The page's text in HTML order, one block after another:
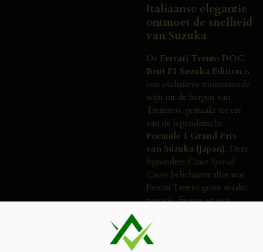
Italiaanse elegantie
ontmoet de snelheid
van Suzuka
De Ferrari Trento DOC
Brut F1 Suzuka Edition is
een exclusieve mousserende
wijn uit de bergen van
Trentino, gemaakt ter ere
van de legendarische
Formule 1 Grand Prix
van Suzuka (Japan). Deze
bijzondere Cities Special
Cuvée belichaamt alles wat
Ferrari Trento groot maakt:
precisie, finesse en een
signatuur.
In de neus tonen van